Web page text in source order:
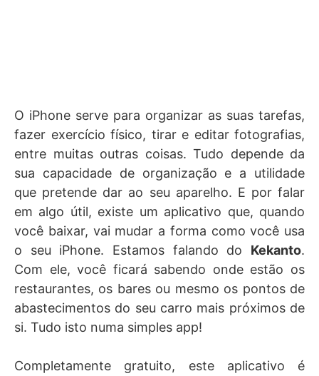
O iPhone serve para organizar as suas tarefas,
fazer exercício físico, tirar e editar fotografias,
entre muitas outras coisas. Tudo depende da
sua capacidade de organização e a utilidade
que pretende dar ao seu aparelho. E por falar
em algo útil, existe um aplicativo que, quando
você baixar, vai mudar a forma como você usa
o seu iPhone. Estamos falando do Kekanto.
Com ele, você ficará sabendo onde estão os
restaurantes, os bares ou mesmo os pontos de
abastecimentos do seu carro mais próximos de
si. Tudo isto numa simples app!
Completamente gratuito, este aplicativo é